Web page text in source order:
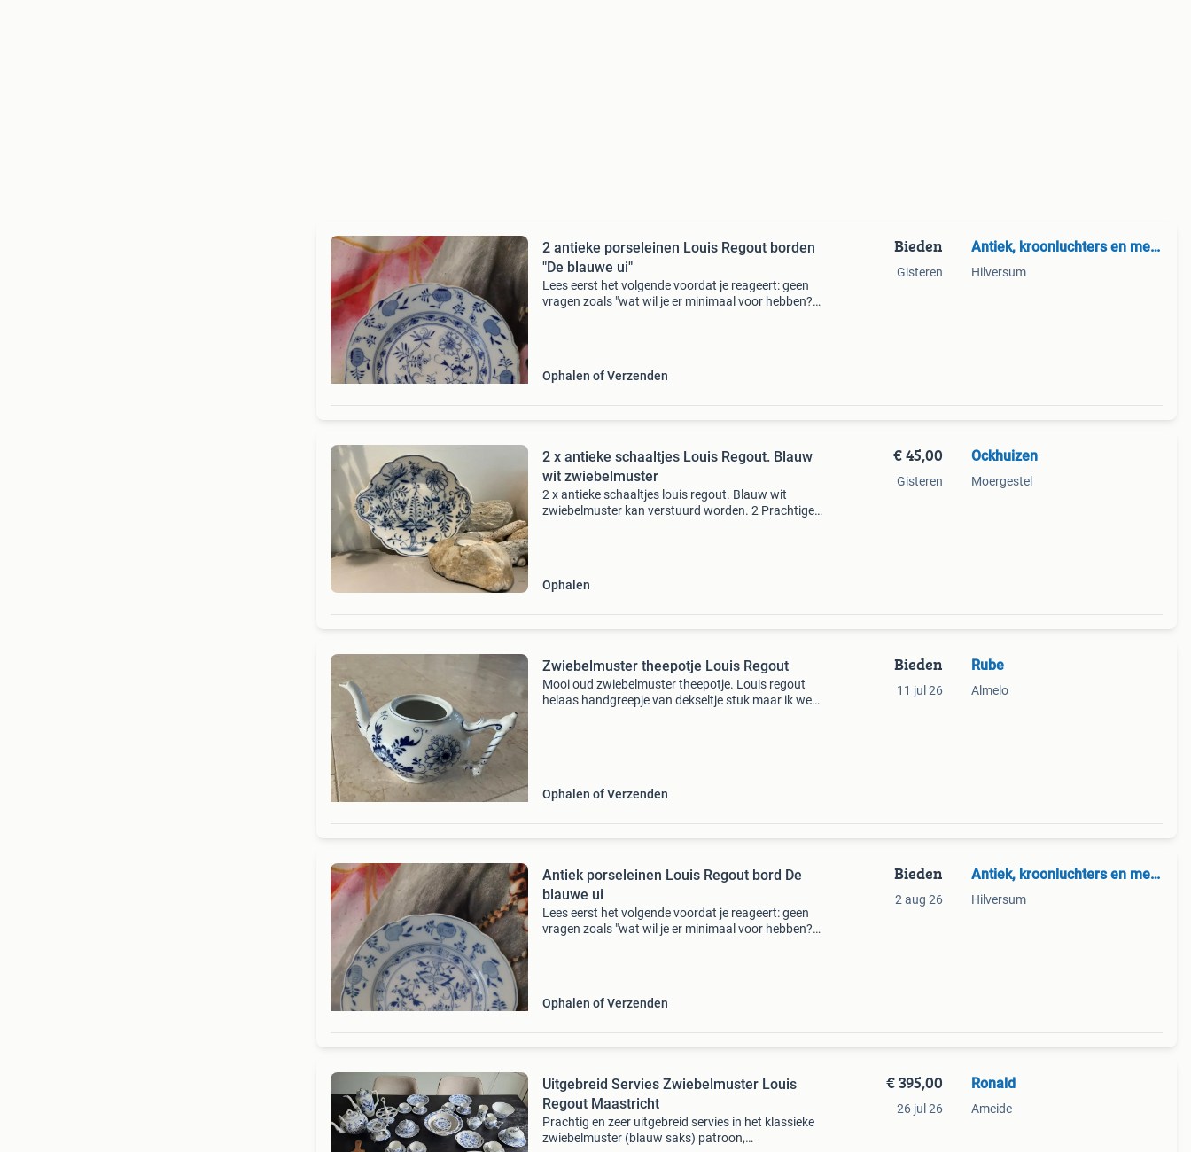
2 antieke porseleinen Louis Regout borden
"De blauwe ui"
Lees eerst het volgende voordat je reageert: geen
vragen zoals "wat wil je er minimaal voor hebben?".
Ophalen of Verzenden
Bieden
Gisteren
Antiek, kroonluchters en meer
Hilversum
2 x antieke schaaltjes Louis Regout. Blauw
wit zwiebelmuster
2 x antieke schaaltjes louis regout. Blauw wit
zwiebelmuster kan verstuurd worden. 2 Prachtige
Ophalen
€ 45,00
Gisteren
Ockhuizen
Moergestel
Zwiebelmuster theepotje Louis Regout
Mooi oud zwiebelmuster theepotje. Louis regout
helaas handgreepje van dekseltje stuk maar ik weet
Ophalen of Verzenden
Bieden
11 jul 26
Rube
Almelo
Antiek porseleinen Louis Regout bord De
blauwe ui
Lees eerst het volgende voordat je reageert: geen
vragen zoals "wat wil je er minimaal voor hebben?"
Ophalen of Verzenden
Bieden
2 aug 26
Antiek, kroonluchters en meer
Hilversum
Uitgebreid Servies Zwiebelmuster Louis
Regout Maastricht
Prachtig en zeer uitgebreid servies in het klassieke
zwiebelmuster (blauw saks) patroon,
€ 395,00
26 jul 26
Ronald
Ameide